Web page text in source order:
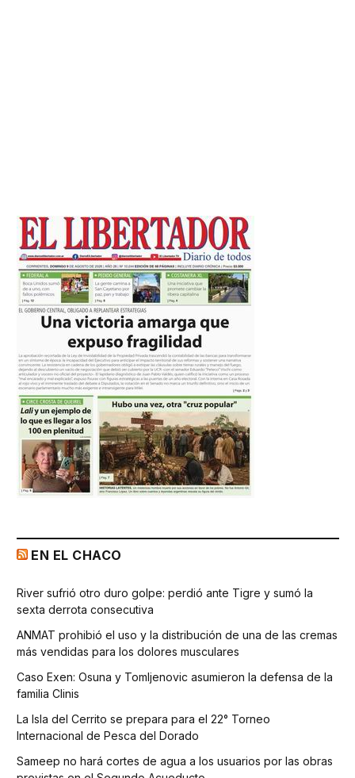
EN EL CHACO
River sufrió otro duro golpe: perdió ante Tigre y sumó la
sexta derrota consecutiva
ANMAT prohibió el uso y la distribución de una de las cremas
más vendidas para los dolores musculares
Caso Exen: Osuna y Tomljenovic asumieron la defensa de la
familia Clinis
La Isla del Cerrito se prepara para el 22° Torneo
Internacional de Pesca del Dorado
Sameep no hará cortes de agua a los usuarios por las obras